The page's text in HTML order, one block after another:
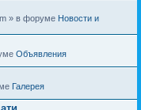
» в форуме Новости и
Объявления
Галерея